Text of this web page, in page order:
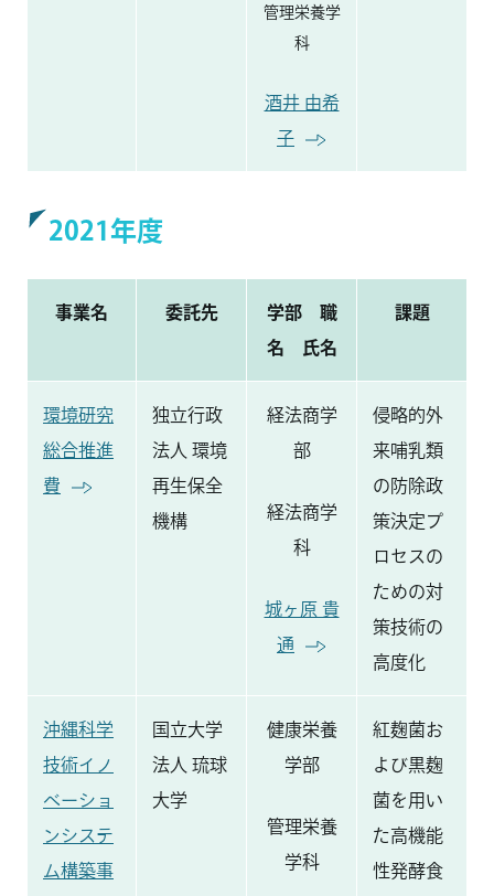
管理栄養学
科
酒井 由希
子
2021年度
事業名 委託先
学部 職
名 氏名
課題
環境研究
総合推進
費
独立行政
法人 環境
再生保全
機構
経法商学
部
経法商学
科
城ヶ原 貴
通
侵略的外
来哺乳類
の防除政
策決定プ
ロセスの
ための対
策技術の
高度化
沖縄科学
技術イノ
ベーショ
ンシステ
ム構築事
国立大学
法人 琉球
大学
健康栄養
学部
管理栄養
学科
紅麹菌お
よび黒麹
菌を用い
た高機能
性発酵食